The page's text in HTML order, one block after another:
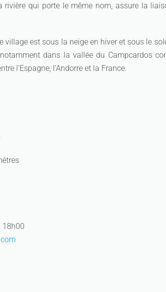
rivière qui porte le même nom, assure la
village est sous la neige en hiver et sous le
dans la vallée du Campcardos
l’Espagne, l’Andorre et la France.
18h00